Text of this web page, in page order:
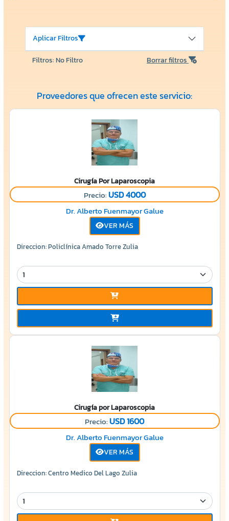
Aplicar Filtros
Filtros: No Filtro Borrar filtros
Proveedores que ofrecen este servicio:
Cirugía Por Laparoscopia
Precio: USD 4000
Dr. Alberto Fuenmayor Galue
VER MÁS
Direccion: Policlínica Amado Torre Zulia
Cirugía por Laparoscopia
Precio: USD 1600
Dr. Alberto Fuenmayor Galue
VER MÁS
Direccion: Centro Medico Del Lago Zulia